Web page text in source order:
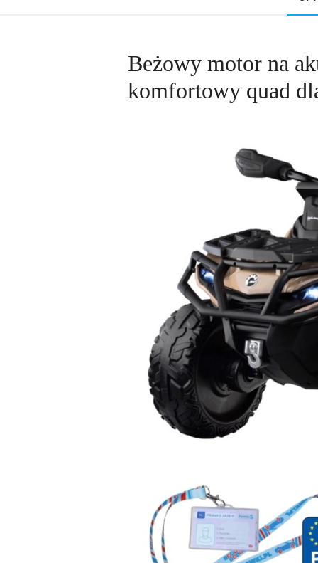
Beżowy motor na
komfortowy quad